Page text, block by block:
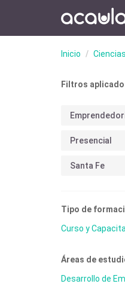
Inicio
Filtros
Presencial
Santa Fe
Tipo de
Curso y
Áreas de
Desarrollo de